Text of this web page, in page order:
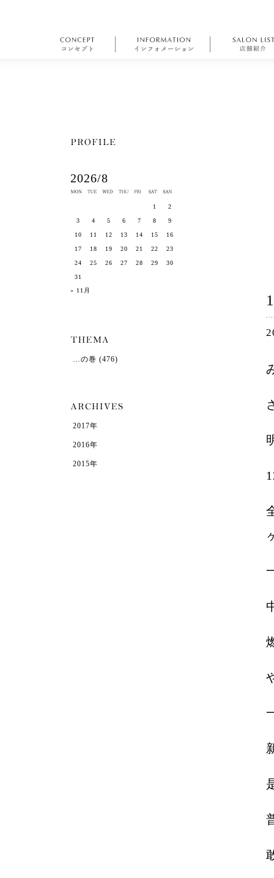
2026/8
« 11月
1 2
3 4 5 6 7 8 9
10 11 12 13 14 15 16
17 18 19 20 21 22 23
24 25 26 27 28 29 30
31
…の巻 (476)
2017年
2016年
2015年